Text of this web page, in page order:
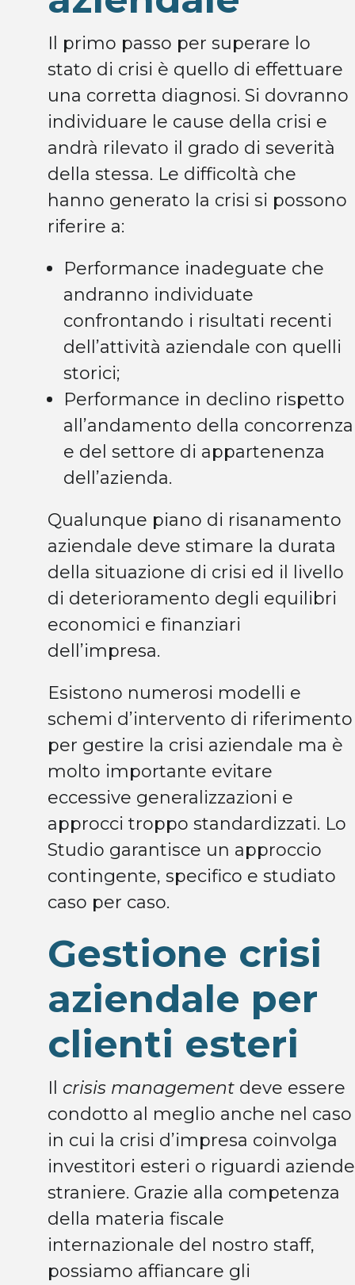
Il primo passo per superare lo
stato di crisi è quello di effettuare
una corretta diagnosi. Si dovranno
individuare le cause della crisi e
andrà rilevato il grado di severità
della stessa. Le difficoltà che
hanno generato la crisi si possono
riferire a:
Performance inadeguate che
andranno individuate
confrontando i risultati recenti
dell’attività aziendale con quelli
storici;
Performance in declino rispetto
all’andamento della concorrenza
e del settore di appartenenza
dell’azienda.
Qualunque piano di risanamento
aziendale deve stimare la durata
della situazione di crisi ed il livello
di deterioramento degli equilibri
economici e finanziari
dell’impresa.
Esistono numerosi modelli e
schemi d’intervento di riferimento
per gestire la crisi aziendale ma è
molto importante evitare
eccessive generalizzazioni e
approcci troppo standardizzati. Lo
Studio garantisce un approccio
contingente, specifico e studiato
caso per caso.
Gestione crisi
aziendale per
clienti esteri
Il crisis management deve essere
condotto al meglio anche nel caso
in cui la crisi d’impresa coinvolga
investitori esteri o riguardi aziende
straniere. Grazie alla competenza
della materia fiscale
internazionale del nostro staff,
possiamo affiancare gli